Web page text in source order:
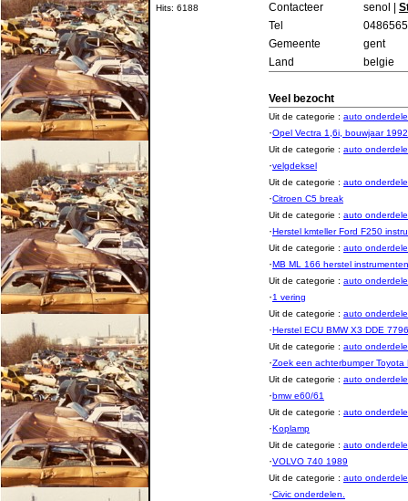
Hits: 6188 Contacteer senol |
Tel
Gemeente
gent
Land
belgie
Veel bezocht
Uit de categorie : auto
·Opel Vectra 1,6i, bouwjaar 1992
Uit de categorie : auto
·velgdeksel
Uit de categorie : auto
·Citroen C5 break
Uit de categorie : auto
·Herstel kmteller Ford F250
Uit de categorie : auto
·MB ML 166 herstel
Uit de categorie : auto
·1 vering
Uit de categorie : auto
·Herstel ECU BMW X3 DDE
Uit de categorie : auto
·Zoek een achterbumper Toyota
Uit de categorie : auto
·bmw e60/61
Uit de categorie : auto
·Koplamp
Uit de categorie : auto
·VOLVO 740 1989
Uit de categorie : auto
·Civic onderdelen.